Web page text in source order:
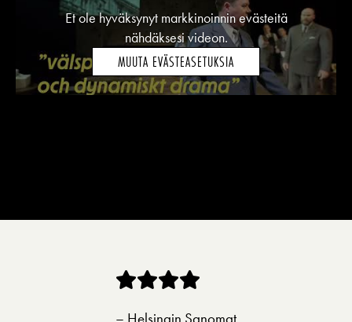
Et ole hyväksynyt markkinoinnin evästeitä
nähdäksesi videon.
MUUTA EVÄSTEASETUKSIA